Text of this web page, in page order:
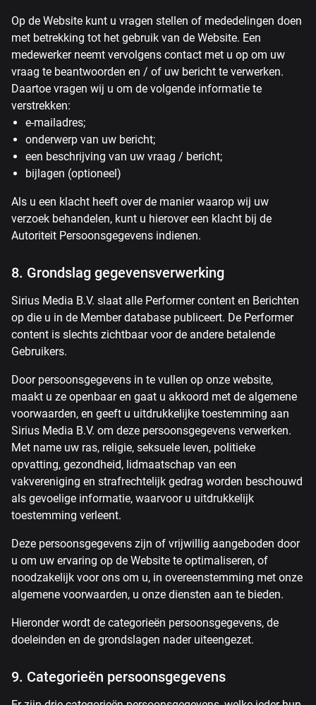
Op de Website kunt u vragen stellen of mededelingen doen
met betrekking tot het gebruik van de Website. Een
medewerker neemt vervolgens contact met u op om uw
vraag te beantwoorden en / of uw bericht te verwerken.
Daartoe vragen wij u om de volgende informatie te
verstrekken:
e-mailadres;
onderwerp van uw bericht;
een beschrijving van uw vraag / bericht;
bijlagen (optioneel)
Als u een klacht heeft over de manier waarop wij uw
verzoek behandelen, kunt u hierover een klacht bij de
Autoriteit Persoonsgegevens indienen.
8. Grondslag gegevensverwerking
Sirius Media B.V. slaat alle Performer content en Berichten
op die u in de Member database publiceert. De Performer
content is slechts zichtbaar voor de andere betalende
Gebruikers.
Door persoonsgegevens in te vullen op onze website,
maakt u ze openbaar en gaat u akkoord met de algemene
voorwaarden, en geeft u uitdrukkelijke toestemming aan
Sirius Media B.V. om deze persoonsgegevens verwerken.
Met name uw ras, religie, seksuele leven, politieke
opvatting, gezondheid, lidmaatschap van een
vakvereniging en strafrechtelijk gedrag worden beschouwd
als gevoelige informatie, waarvoor u uitdrukkelijk
toestemming verleent.
Deze persoonsgegevens zijn of vrijwillig aangeboden door
u om uw ervaring op de Website te optimaliseren, of
noodzakelijk voor ons om u, in overeenstemming met onze
algemene voorwaarden, u onze diensten aan te bieden.
Hieronder wordt de categorieën persoonsgegevens, de
doeleinden en de grondslagen nader uiteengezet.
9. Categorieën persoonsgegevens